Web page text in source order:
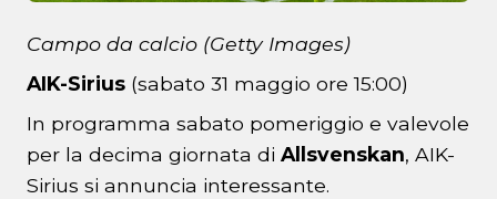
Campo da calcio (Getty Images)
AIK-Sirius (sabato 31 maggio ore 15:00)
In programma sabato pomeriggio e valevole
per la decima giornata di Allsvenskan, AIK-
Sirius si annuncia interessante.